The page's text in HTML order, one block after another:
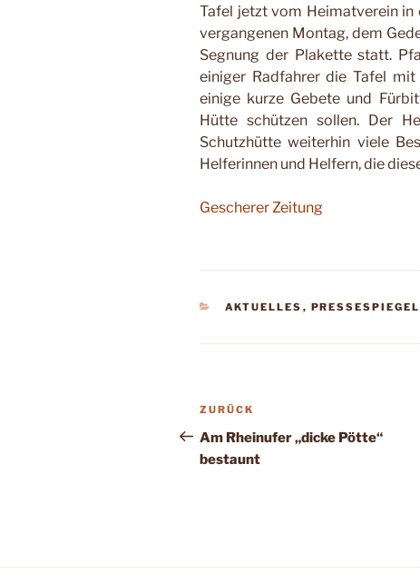
Tafel jetzt vom Heimatverein
vergangenen Montag, dem
Segnung der Plakette statt.
einiger Radfahrer die Tafel
einige kurze Gebete und
Hütte schützen sollen. Der
Schutzhütte weiterhin viele
Helferinnen und Helfern, die
Gescherer Zeitung
KATEGORIEN
AKTUELLES , PRESSESPIEGEL
Beitragsnavigation
Vorheriger
Beitrag
ZURÜCK
Am Rheinufer „dicke Pötte“
bestaunt